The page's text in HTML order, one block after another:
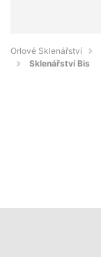
Orlové Sklenářství
Sklenářství Bis